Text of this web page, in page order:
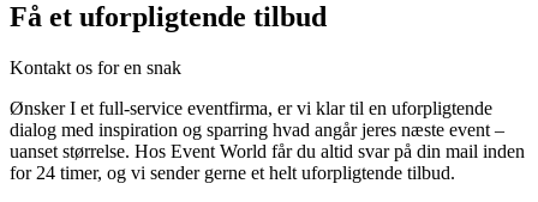
Få et uforpligtende tilbud
Kontakt os for en snak
Ønsker I et full-service eventfirma, er vi klar til en uforpligtende
dialog med inspiration og sparring hvad angår jeres næste event –
uanset størrelse. Hos Event World får du altid svar på din mail inden
for 24 timer, og vi sender gerne et helt uforpligtende tilbud.